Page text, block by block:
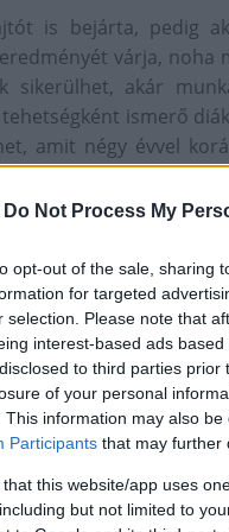
Do Not Process My
opt-out of the sale, sharing
for targeted
selection. Please note that
interest-based ads
to third parties
of your personal
This information may also
Participants that may further
that this website/app uses
but not limited to
is bejárta, pedig
várja, noha
sikerülhet, akár
ismerő
amit négy évvel
elismert
is megosztotta
ev-alatt-tiz-